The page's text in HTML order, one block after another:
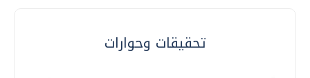
تحقيقات وحوارات